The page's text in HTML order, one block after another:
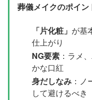
葬儀メイクのポイン
「片化粧」 が基
仕上がり
NG要素 ：ラメ
かな口紅
身だしなみ ：
して避けるべき